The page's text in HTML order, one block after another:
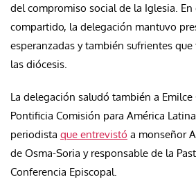
del compromiso social de la Iglesia. En
compartido, la delegación mantuvo
esperanzadas y también sufrientes
las diócesis.
La delegación saludó también a Emilce
Pontificia Comisión para América
periodista que entrevistó a monseñor
de Osma-Soria y responsable de la
Conferencia Episcopal.